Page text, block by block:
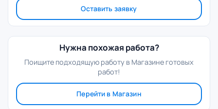
Оставить заявку
Нужна похожая работа?
Поищите подходящую работу в Магазине готовых
работ!
Перейти в Магазин